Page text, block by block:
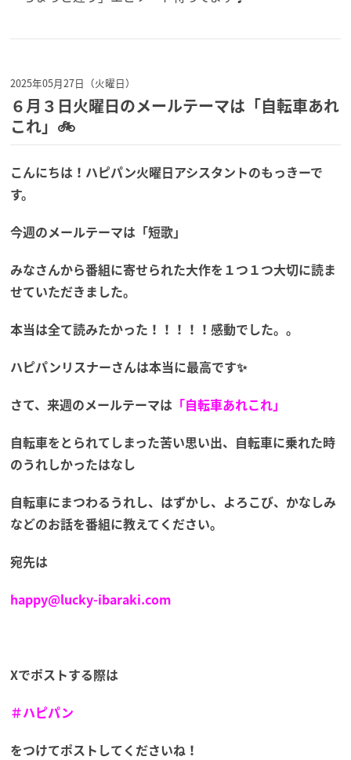
2025年05月27日（火曜日）
６月３日火曜日のメールテーマは「自転車あれ
これ」🚲
こんにちは！ハピパン火曜日アシスタントのもっきーで
す。
今週のメールテーマは「短歌」
みなさんから番組に寄せられた大作を１つ１つ大切に読ま
せていただきました。
本当は全て読みたかった！！！！！感動でした。。
ハピパンリスナーさんは本当に最高です✨
さて、来週のメールテーマは 「自転車あれこれ」
自転車をとられてしまった苦い思い出、自転車に乗れた時
のうれしかったはなし
自転車にまつわるうれし、はずかし、よろこび、かなしみ
などのお話を番組に教えてください。
宛先は
happy@lucky-ibaraki.com
Xでポストする際は
＃ハピパン
をつけてポストしてくださいね！